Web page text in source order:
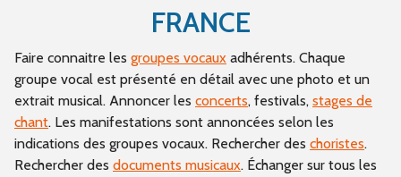
FRANCE
Faire connaitre les groupes vocaux adhérents. Chaque
groupe vocal est présenté en détail avec une photo et un
extrait musical. Annoncer les concerts, festivals, stages de
chant. Les manifestations sont annoncées selon les
indications des groupes vocaux. Rechercher des choristes.
Rechercher des documents musicaux. Échanger sur tous les